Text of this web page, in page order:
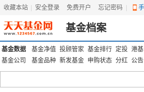
收藏本站 安全登录 免费开户 忘记密码
基金档案
基金数据 基金净值 投顾管家 基金排行 定投 港基
基金公司
基金品种 新发基金 申购状态 分红 公告